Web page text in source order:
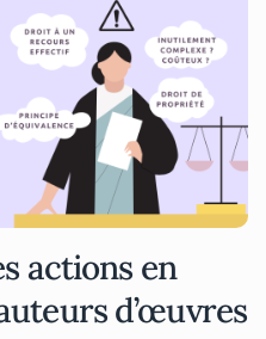
actions en
d’œuvres